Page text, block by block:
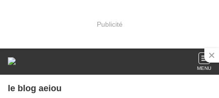
Publicité
MENU
le blog aeiou